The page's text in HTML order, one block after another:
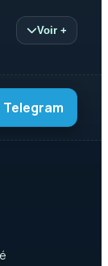
Voir +